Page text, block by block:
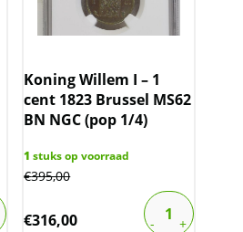
Koning Willem I – 1
cent 1823 Brussel MS62
BN NGC (pop 1/4)
1 stuks op voorraad
€395,00
€316,00